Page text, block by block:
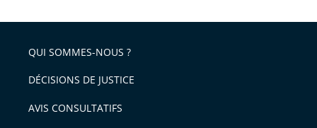
arriver
après
l'article
pour
avant
QUI SOMMES-NOUS ?
DÉCISIONS DE JUSTICE
AVIS CONSULTATIFS